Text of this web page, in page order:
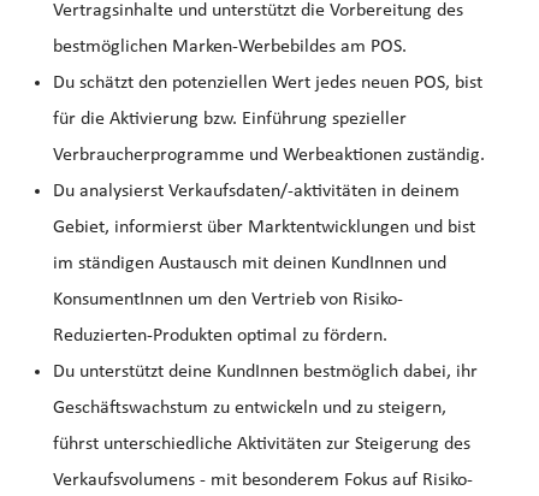
Vertragsinhalte und unterstützt die Vorbereitung des
bestmöglichen Marken-Werbebildes am POS.
Du schätzt den potenziellen Wert jedes neuen POS, bist
für die Aktivierung bzw. Einführung spezieller
Verbraucherprogramme und Werbeaktionen zuständig.
Du analysierst Verkaufsdaten/-aktivitäten in deinem
Gebiet, informierst über Marktentwicklungen und bist
im ständigen Austausch mit deinen KundInnen und
KonsumentInnen um den Vertrieb von Risiko-
Reduzierten-Produkten optimal zu fördern.
Du unterstützt deine KundInnen bestmöglich dabei, ihr
Geschäftswachstum zu entwickeln und zu steigern,
führst unterschiedliche Aktivitäten zur Steigerung des
Verkaufsvolumens - mit besonderem Fokus auf Risiko-